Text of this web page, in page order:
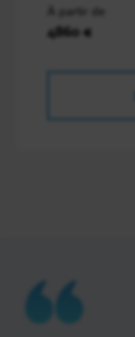
À partir de
4860 €